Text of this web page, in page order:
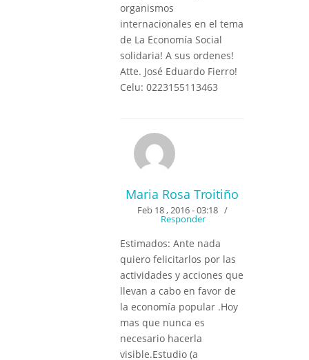
organismos
internacionales en el tema
de La Economía Social
solidaria! A sus ordenes!
Atte. José Eduardo Fierro!
Celu: 0223155113463
Maria Rosa Troitiño
Feb 18 , 2016 - 03:18 /
Responder
Estimados: Ante nada
quiero felicitarlos por las
actividades y acciones que
llevan a cabo en favor de
la economía popular .Hoy
mas que nunca es
necesario hacerla
visible.Estudio (a